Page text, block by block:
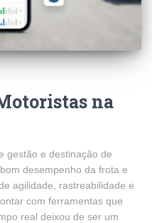
na
gestão e destinação de
desempenho da frota e
agilidade, rastreabilidade e
com ferramentas que
real deixou de ser um